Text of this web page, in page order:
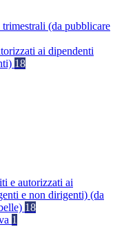
trimestrali (da pubblicare
ai dipendenti
18
e autorizzati ai
e non dirigenti) (da
18
1